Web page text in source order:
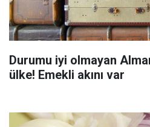
Durumu iyi olmayan
ülke! Emekli akını var